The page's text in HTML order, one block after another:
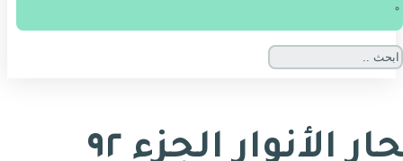
الأنوار الجزء ٩٢